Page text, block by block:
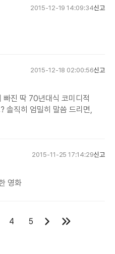
클린을 배경으로 한다.
쇼핑몰 업체에서 Senior
은 상황 설정으로 진행된다.
성 CEO(심지어 부부관계
는 사무실에서 자전거를
다니는 벤처회사
모습을 그린다.
2015-12-19 14:09:34신고
2015-12-18 02:00:56신고
빠진 딱 70년대식 코미디적
솔직히 엄밀히 말씀 드리면,
2015-11-25 17:14:29신고
영화
4 5